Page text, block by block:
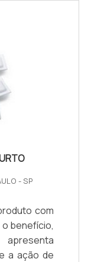
- SP
com
benefício,
a ação de